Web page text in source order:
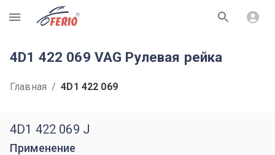
R
4D1 422 069 VAG Рулевая рейка
Главная / 4D1 422 069
4D1 422 069 J
Применение